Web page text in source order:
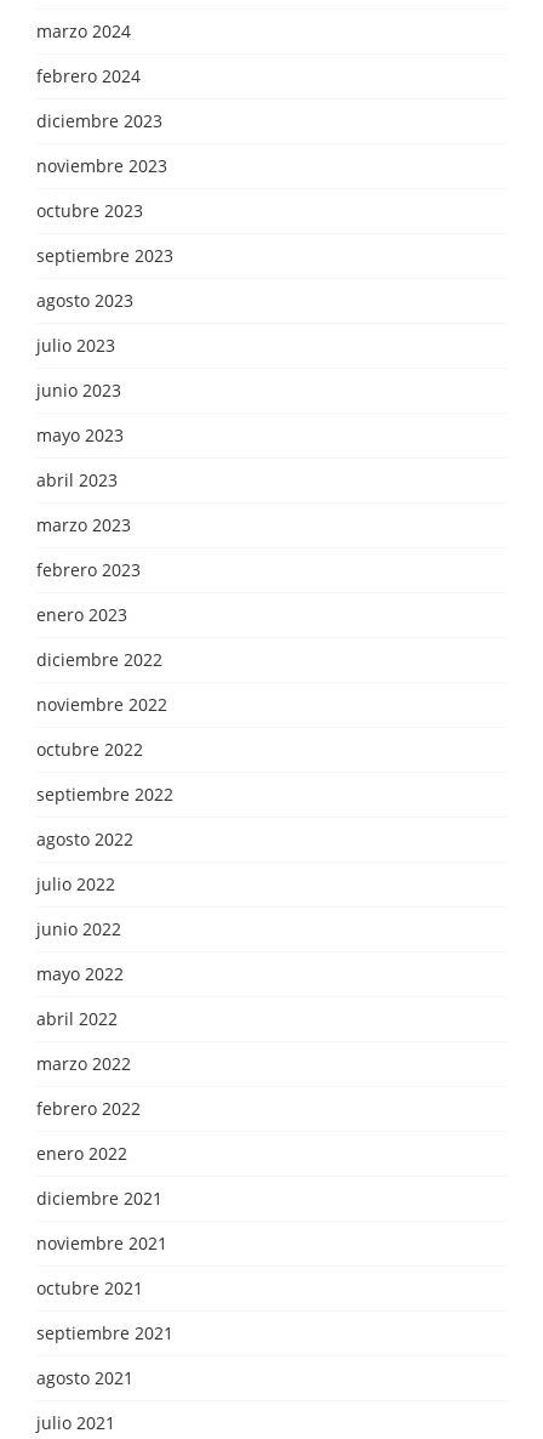
marzo 2024
febrero 2024
diciembre 2023
noviembre 2023
octubre 2023
septiembre 2023
agosto 2023
julio 2023
junio 2023
mayo 2023
abril 2023
marzo 2023
febrero 2023
enero 2023
diciembre 2022
noviembre 2022
octubre 2022
septiembre 2022
agosto 2022
julio 2022
junio 2022
mayo 2022
abril 2022
marzo 2022
febrero 2022
enero 2022
diciembre 2021
noviembre 2021
octubre 2021
septiembre 2021
agosto 2021
julio 2021